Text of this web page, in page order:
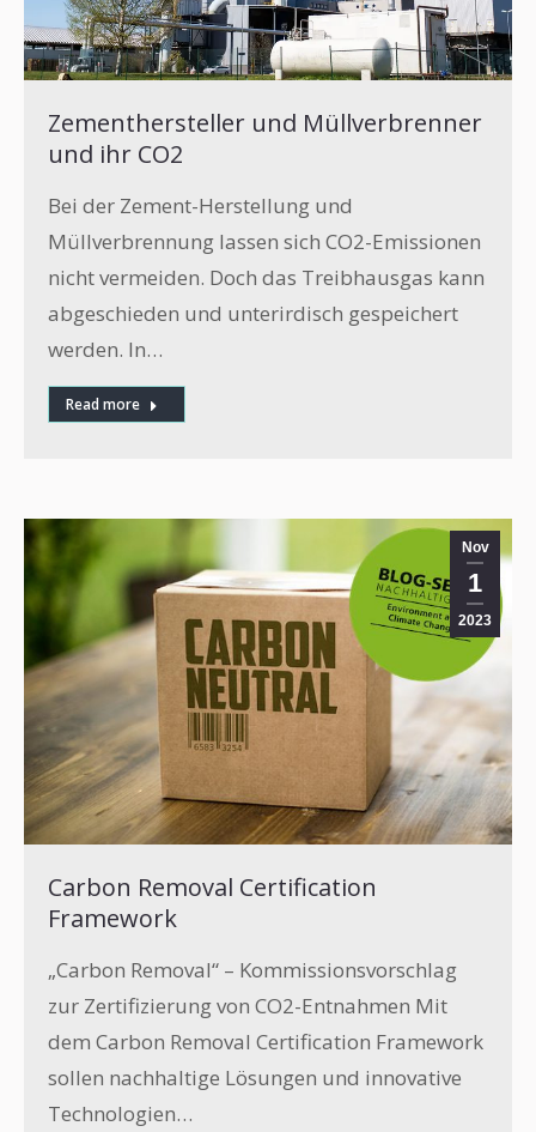
Zementhersteller und Müllverbrenner
und ihr CO2
Bei der Zement-Herstellung und
Müllverbrennung lassen sich CO2-Emissionen
nicht vermeiden. Doch das Treibhausgas kann
abgeschieden und unterirdisch gespeichert
werden. In…
Read more
Nov
1
2023
Carbon Removal Certification
Framework
„Carbon Removal“ – Kommissionsvorschlag
zur Zertifizierung von CO2-Entnahmen Mit
dem Carbon Removal Certification Framework
sollen nachhaltige Lösungen und innovative
Technologien…